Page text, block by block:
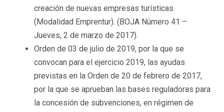
creación de nuevas empresas turísticas
(Modalidad Emprentur). (BOJA Número 41 –
Jueves, 2 de marzo de 2017).
Orden de 03 de julio de 2019, por la que se
convocan para el ejercicio 2019, las ayudas
previstas en la Orden de 20 de febrero de 2017,
por la que se aprueban las bases reguladoras para
la concesión de subvenciones, en régimen de